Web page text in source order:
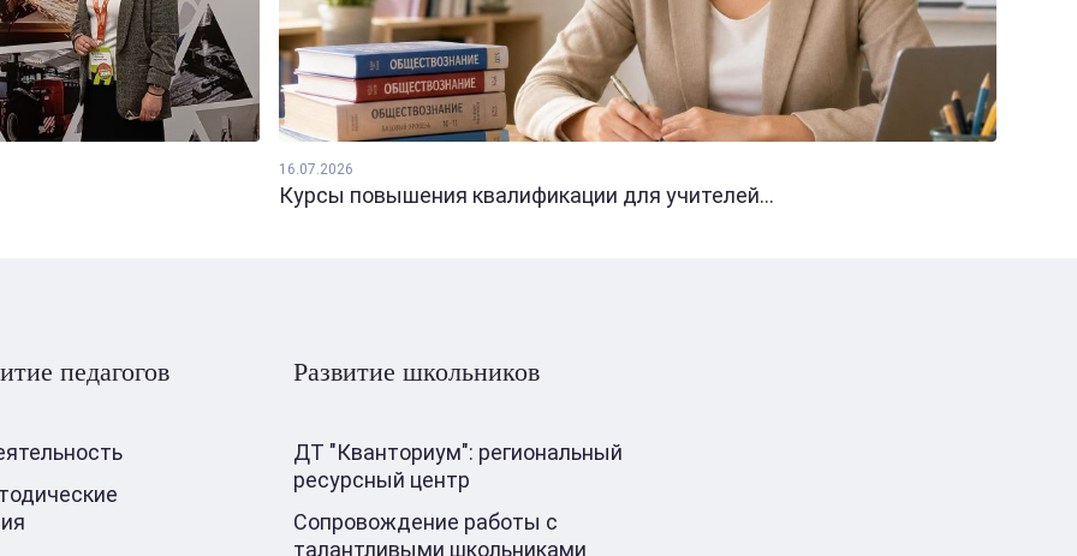
16.07.2026
Курсы повышения квалификации для учителей...
педагогов Развитие школьников
ДТ "Кванториум": региональный
ресурсный центр
Сопровождение работы с
талантливыми школьниками